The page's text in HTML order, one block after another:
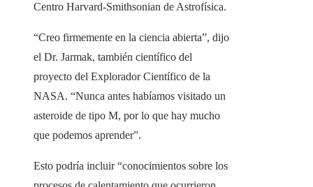
Centro Harvard-Smithsonian de Astrofísica.
“Creo firmemente en la ciencia abierta”, dijo
el Dr. Jarmak, también científico del
proyecto del Explorador Científico de la
NASA. “Nunca antes habíamos visitado un
asteroide de tipo M, por lo que hay mucho
que podemos aprender”.
Esto podría incluir “conocimientos sobre los